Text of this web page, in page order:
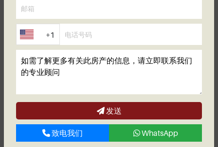
由邮局交付。在您第一次申请时，该许可证的有效
期为一年。此后，您就有资格申请两年的许可证。
最后，如果您已拥有八年的居留权，您也有资格申
请长期居留证，它的发放是无限期的。在YouTube
上观看我们的节目，其中讲述了更多关于居住权和
常见问题的问题。
+1
发送
致电我们 WhatsApp